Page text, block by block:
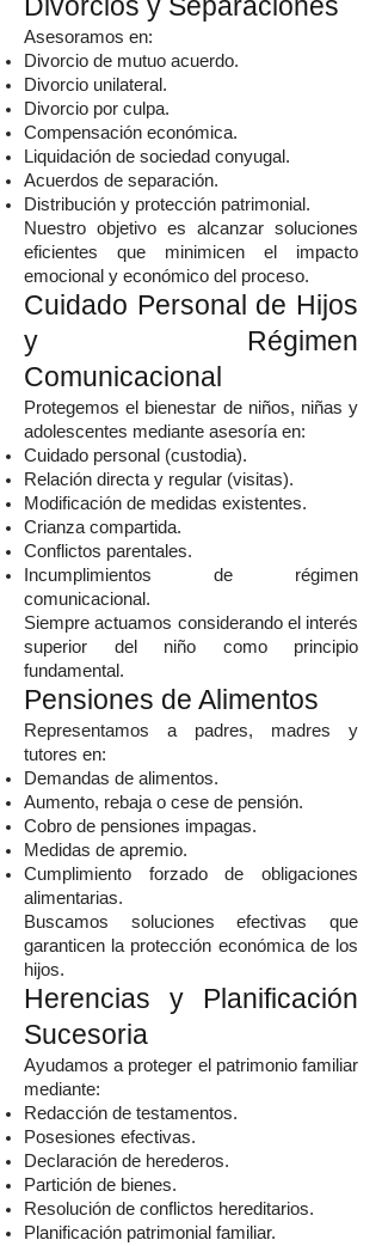
Divorcios y Separaciones
Asesoramos en:
Divorcio de mutuo acuerdo.
Divorcio unilateral.
Divorcio por culpa.
Compensación económica.
Liquidación de sociedad conyugal.
Acuerdos de separación.
Distribución y protección patrimonial.
Nuestro objetivo es alcanzar soluciones
eficientes que minimicen el impacto
emocional y económico del proceso.
Cuidado Personal de Hijos
y Régimen
Comunicacional
Protegemos el bienestar de niños, niñas y
adolescentes mediante asesoría en:
Cuidado personal (custodia).
Relación directa y regular (visitas).
Modificación de medidas existentes.
Crianza compartida.
Conflictos parentales.
Incumplimientos de régimen
comunicacional.
Siempre actuamos considerando el interés
superior del niño como principio
fundamental.
Pensiones de Alimentos
Representamos a padres, madres y
tutores en:
Demandas de alimentos.
Aumento, rebaja o cese de pensión.
Cobro de pensiones impagas.
Medidas de apremio.
Cumplimiento forzado de obligaciones
alimentarias.
Buscamos soluciones efectivas que
garanticen la protección económica de los
hijos.
Herencias y Planificación
Sucesoria
Ayudamos a proteger el patrimonio familiar
mediante:
Redacción de testamentos.
Posesiones efectivas.
Declaración de herederos.
Partición de bienes.
Resolución de conflictos hereditarios.
Planificación patrimonial familiar.